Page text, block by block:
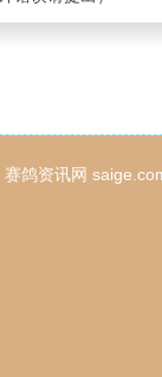
赛鸽资讯网